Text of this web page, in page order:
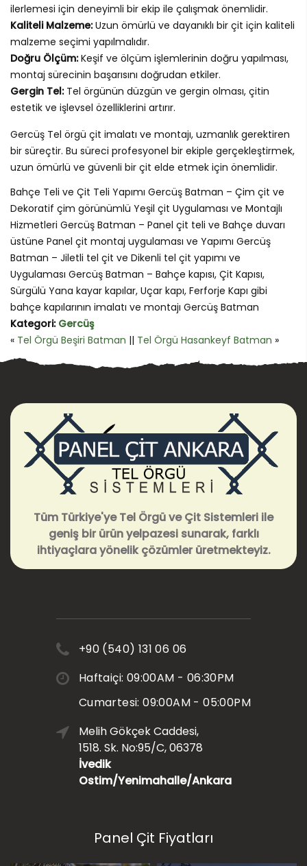
ilerlemesi için deneyimli bir ekip ile çalışmak önemlidir.
Kaliteli Malzeme:Uzun ömürlü ve dayanıklı bir çit için kaliteli
malzeme seçimi yapılmalıdır.
Doğru Ölçüm:Keşif ve ölçüm işlemlerinin doğru yapılması,
montaj sürecinin başarısını doğrudan etkiler.
Gergin Tel:Tel örgünün düzgün ve gergin olması, çitin
estetik ve işlevsel özelliklerini artırır.
Gercüş Tel örgü çit imalatı ve montajı, uzmanlık gerektiren
bir süreçtir. Bu süreci profesyonel bir ekiple gerçekleştirmek,
uzun ömürlü ve güvenli bir çit elde etmek için önemlidir.
Bahçe Teli ve Çit Teli Yapımı Gercüş Batman – Çim çit ve
Dekoratif çim görünümlü Yeşil çit Uygulaması ve Montajlı
Hizmetleri Gercüş Batman – Panel çit teli ve Bahçe duvarı
üstüne Panel çit montaj uygulaması ve Yapımı Gercüş
Batman – Jiletli tel çit ve Dikenli tel çit yapımı ve
Uygulaması Gercüş Batman – Bahçe kapısı, Çit Kapısı,
Sürgülü Yana kayar kapılar, Uçar kapı, Ferforje Kapı gibi
bahçe kapılarının imalatı ve montajı Gercüş Batman
Kategori: Gercüş
« Tel Örgü Beşiri Batman || Tel Örgü Hasankeyf Batman »
Tüm Türkiye'ye Tel Örgü ve Çit Sistemleri ile
geniş bir ürün yelpazesi sunarak, farklı
ihtiyaçlara yönelik çözümler üretmekteyiz.
+90 (540) 131 06 06
Haftaiçi: 09:00AM - 06:30PM
Cumartesi: 09:00AM - 05:00PM
Melih Gökçek Caddesi,
1518. Sk. No:95/C, 06378
İvedik
Ostim/Yenimahalle/Ankara
Panel Çit Fiyatları